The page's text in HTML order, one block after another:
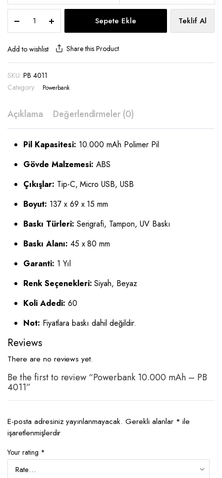
10.000
mAh
-
quantity
Sepete Ekle Teklif Al
Add to wishlist Share this Product
SKU: PB 4011
Category:
Powerbank
Açıklama Değerlendirmeler (0)
Pil Kapasitesi: 10.000 mAh Polimer Pil
Gövde Malzemesi: ABS
Çıkışlar: Tip-C, Micro USB, USB
Boyut: 137 x 69 x 15 mm
Baskı Türleri: Serigrafi, Tampon, UV Baskı
Baskı Alanı: 45 x 80 mm
Garanti: 1 Yıl
Renk Seçenekleri: Siyah, Beyaz
Koli Adedi: 60
Not: Fiyatlara baskı dahil değildir.
Reviews
There are no reviews yet.
Be the first to review “Powerbank 10.000 mAh – PB
4011”
E-posta adresiniz yayınlanmayacak. Gerekli alanlar * ile
işaretlenmişlerdir
Your rating *